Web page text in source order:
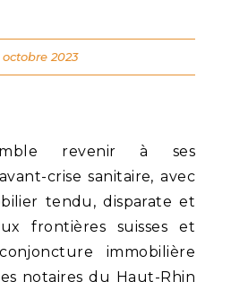
revenir à ses
crise sanitaire, avec
tendu, disparate et
frontières suisses et
immobilière
notaires du Haut-Rhin
2023